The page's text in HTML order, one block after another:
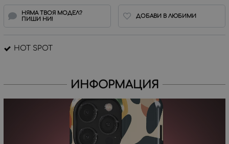
НЯМА ТВОЯ МОДЕЛ?
ПИШИ НИ!
ДОБАВИ В ЛЮБИМИ
HOT SPOT
ИНФОРМАЦИЯ